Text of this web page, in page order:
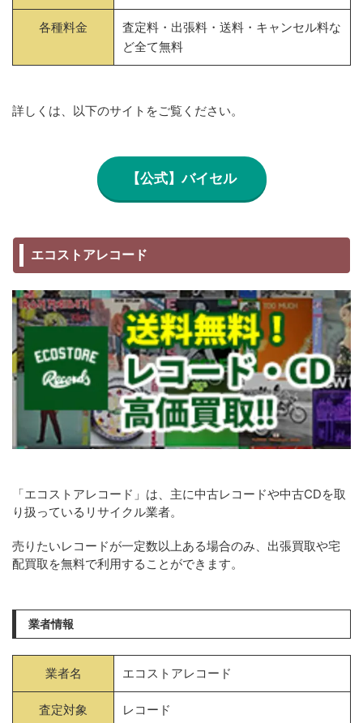
各種料金
査定料・出張料・送料・キャンセル料な
ど全て無料
詳しくは、以下のサイトをご覧ください。
【公式】バイセル
エコストアレコード
「エコストアレコード」は、主に中古レコードや中古CDを取
り扱っているリサイクル業者。
売りたいレコードが一定数以上ある場合のみ、出張買取や宅
配買取を無料で利用することができます。
業者情報
業者名 エコストアレコード
査定対象 レコード